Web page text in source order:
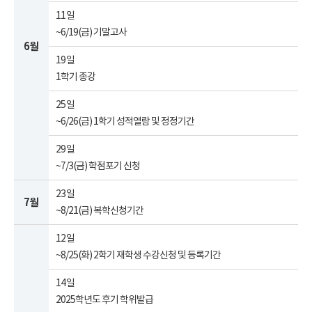
6월
11일
~6/19(금) 기말고사
19일
1학기 종강
25일
~6/26(금) 1학기 성적열람 및 정정기간
29일
~7/3(금) 학점포기 신청
7월
23일
~8/21(금) 복학신청기간
12일
~8/25(화) 2학기 재학생 수강신청 및 등록기간
14일
2025학년도 후기 학위발급